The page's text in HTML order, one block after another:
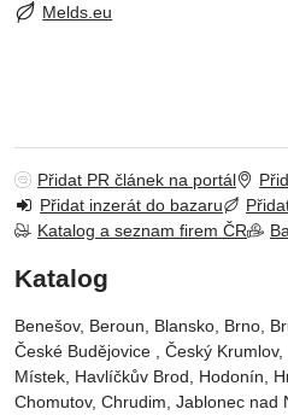
Melds.eu
Přidat PR článek na portál
Přidat inzerát do bazaru
Katalog a seznam firem ČR
Katalog
Benešov, Beroun, Blansko, Brno,
České Budějovice‎ , Český
Místek‎, Havlíčkův Brod‎, Hodonín,
Chomutov‎, Chrudim‎, Jablonec nad